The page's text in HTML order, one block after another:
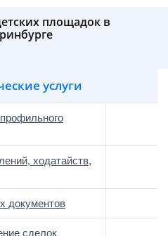
площадок в
услуги
ходатайств,
документов
сделок